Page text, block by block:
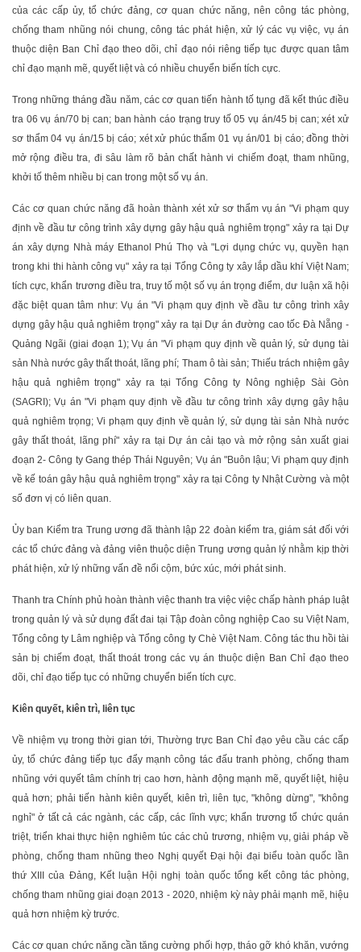
của các cấp ủy, tổ chức đảng, cơ quan chức năng, nên công tác phòng,
chống tham nhũng nói chung, công tác phát hiện, xử lý các vụ việc, vụ án
thuộc diện Ban Chỉ đạo theo dõi, chỉ đạo nói riêng tiếp tục được quan tâm
chỉ đạo mạnh mẽ, quyết liệt và có nhiều chuyển biến tích cực.
Trong những tháng đầu năm, các cơ quan tiến hành tố tụng đã kết thúc điều
tra 06 vụ án/70 bị can; ban hành cáo trạng truy tố 05 vụ án/45 bị can; xét xử
sơ thẩm 04 vụ án/15 bị cáo; xét xử phúc thẩm 01 vụ án/01 bị cáo; đồng thời
mở rộng điều tra, đi sâu làm rõ bản chất hành vi chiếm đoạt, tham nhũng,
khởi tố thêm nhiều bị can trong một số vụ án.
Các cơ quan chức năng đã hoàn thành xét xử sơ thẩm vụ án "Vi phạm quy
định về đầu tư công trình xây dựng gây hậu quả nghiêm trọng" xảy ra tại Dự
án xây dựng Nhà máy Ethanol Phú Thọ và "Lợi dụng chức vụ, quyền hạn
trong khi thi hành công vụ" xảy ra tại Tổng Công ty xây lắp dầu khí Việt Nam;
tích cực, khẩn trương điều tra, truy tố một số vụ án trọng điểm, dư luận xã hội
đặc biệt quan tâm như: Vụ án "Vi phạm quy định về đầu tư công trình xây
dựng gây hậu quả nghiêm trọng" xảy ra tại Dự án đường cao tốc Đà Nẵng -
Quảng Ngãi (giai đoạn 1); Vụ án "Vi phạm quy định về quản lý, sử dụng tài
sản Nhà nước gây thất thoát, lãng phí; Tham ô tài sản; Thiếu trách nhiệm gây
hậu quả nghiêm trọng" xảy ra tại Tổng Công ty Nông nghiệp Sài Gòn
(SAGRI); Vụ án "Vi phạm quy định về đầu tư công trình xây dựng gây hậu
quả nghiêm trọng; Vi phạm quy định về quản lý, sử dụng tài sản Nhà nước
gây thất thoát, lãng phí" xảy ra tại Dự án cải tạo và mở rộng sản xuất giai
đoạn 2- Công ty Gang thép Thái Nguyên; Vụ án "Buôn lậu; Vi phạm quy định
về kế toán gây hậu quả nghiêm trọng" xảy ra tại Công ty Nhật Cường và một
số đơn vị có liên quan.
Ủy ban Kiểm tra Trung ương đã thành lập 22 đoàn kiểm tra, giám sát đối với
các tổ chức đảng và đảng viên thuộc diện Trung ương quản lý nhằm kịp thời
phát hiện, xử lý những vấn đề nổi cộm, bức xúc, mới phát sinh.
Thanh tra Chính phủ hoàn thành việc thanh tra việc việc chấp hành pháp luật
trong quản lý và sử dụng đất đai tại Tập đoàn công nghiệp Cao su Việt Nam,
Tổng công ty Lâm nghiệp và Tổng công ty Chè Việt Nam. Công tác thu hồi tài
sản bị chiếm đoạt, thất thoát trong các vụ án thuộc diện Ban Chỉ đạo theo
dõi, chỉ đạo tiếp tục có những chuyển biến tích cực.
Kiên quyết, kiên trì, liên tục
Về nhiệm vụ trong thời gian tới, Thường trực Ban Chỉ đạo yêu cầu các cấp
ủy, tổ chức đảng tiếp tục đẩy mạnh công tác đấu tranh phòng, chống tham
nhũng với quyết tâm chính trị cao hơn, hành động mạnh mẽ, quyết liệt, hiệu
quả hơn; phải tiến hành kiên quyết, kiên trì, liên tục, "không dừng", "không
nghỉ" ở tất cả các ngành, các cấp, các lĩnh vực; khẩn trương tổ chức quán
triệt, triển khai thực hiện nghiêm túc các chủ trương, nhiệm vụ, giải pháp về
phòng, chống tham nhũng theo Nghị quyết Đại hội đại biểu toàn quốc lần
thứ XIII của Đảng, Kết luận Hội nghị toàn quốc tổng kết công tác phòng,
chống tham nhũng giai đoạn 2013 - 2020, nhiệm kỳ này phải mạnh mẽ, hiệu
quả hơn nhiệm kỳ trước.
Các cơ quan chức năng cần tăng cường phối hợp, tháo gỡ khó khăn, vướng